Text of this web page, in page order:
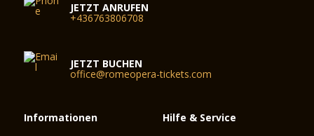
JETZT ANRUFEN
+436763806708
JETZT BUCHEN
office@romeopera-tickets.com
Informationen Hilfe & Service